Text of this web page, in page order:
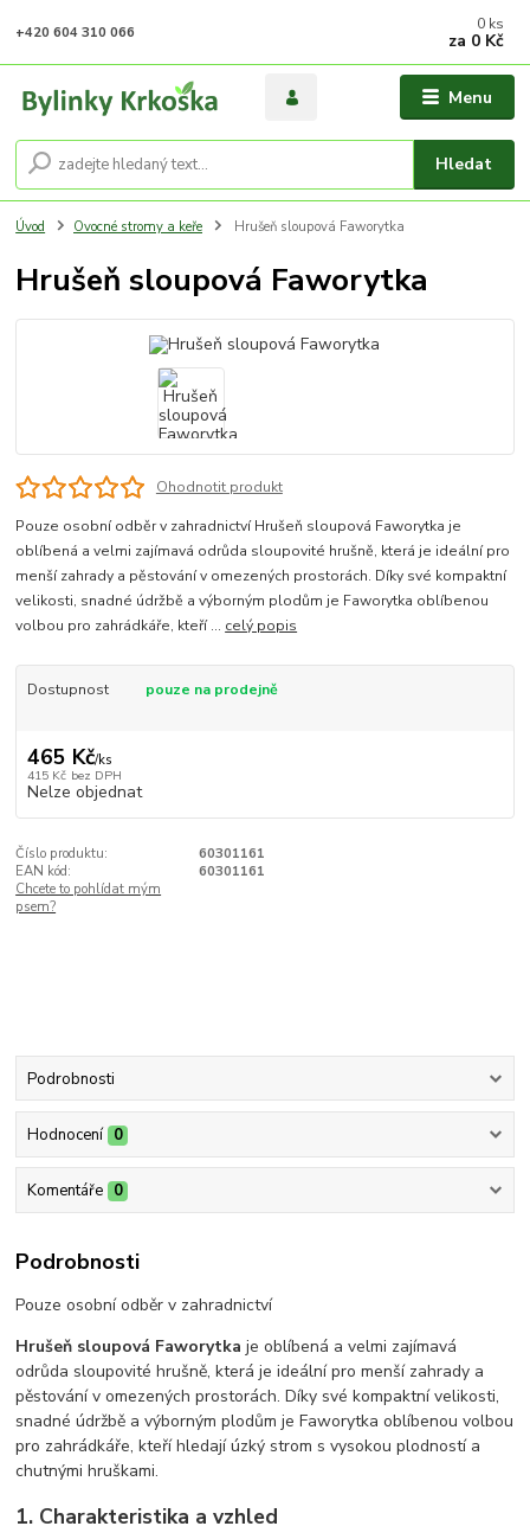
Menu
Hledat
+420 604 310 066 0 ks
za 0 Kč
Úvod Ovocné stromy a keře Hrušeň sloupová Faworytka
Hrušeň sloupová Faworytka
Ohodnotit produkt
Pouze osobní odběr v zahradnictví Hrušeň sloupová Faworytka je
oblíbená a velmi zajímavá odrůda sloupovité hrušně, která je ideální pro
menší zahrady a pěstování v omezených prostorách. Díky své kompaktní
velikosti, snadné údržbě a výborným plodům je Faworytka oblíbenou
volbou pro zahrádkáře, kteří ... celý popis
Dostupnost pouze na prodejně
465 Kč/ks
415 Kč bez DPH
Nelze objednat
Číslo produktu:
60301161
EAN kód:
60301161
Chcete to pohlídat mým
psem?
Podrobnosti
Hodnocení 0
Komentáře 0
Podrobnosti
Pouze osobní odběr v zahradnictví
Hrušeň sloupová Faworytka je oblíbená a velmi zajímavá
odrůda sloupovité hrušně, která je ideální pro menší zahrady a
pěstování v omezených prostorách. Díky své kompaktní velikosti,
snadné údržbě a výborným plodům je Faworytka oblíbenou volbou
pro zahrádkáře, kteří hledají úzký strom s vysokou plodností a
chutnými hruškami.
1. Charakteristika a vzhled